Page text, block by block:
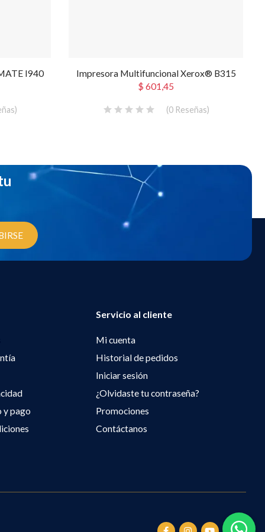
I940
)
Impresora Multifuncional Xerox® B315
$ 601,45
(0Reseñas)
y pago
Servicio al cliente
Mi cuenta
Historial de pedidos
Iniciar sesión
¿Olvidaste tu contraseña?
Promociones
Contáctanos